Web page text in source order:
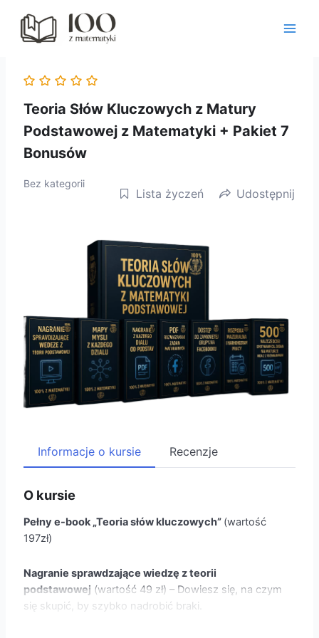
treści
Teoria Słów Kluczowych z Matury
Podstawowej z Matematyki + Pakiet 7
Bonusów
Bez kategorii
Lista życzeń Udostępnij
Informacje o kursie Recenzje
O kursie
Pełny e-book „Teoria słów kluczowych” (wartość
197zł)
Nagranie sprawdzające wiedzę z teorii
podstawowej (wartość 49 zł) – Dowiesz się, na czym
się skupić, by szybko nadrobić braki.